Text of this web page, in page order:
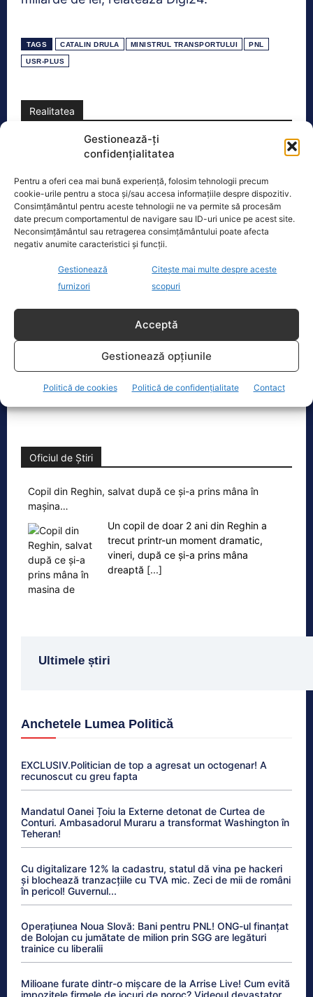
Gestionează-ți
confidențialitatea
Pentru a oferi cea mai bună experiență, folosim tehnologii precum
cookie-urile pentru a stoca și/sau accesa informațiile despre dispozitiv.
Consimțământul pentru aceste tehnologii ne va permite să procesăm
date precum comportamentul de navigare sau ID-uri unice pe acest site.
Neconsimțământul sau retragerea consimțământului poate afecta
negativ anumite caracteristici și funcții.
Gestionează
furnizori
Citește mai multe despre aceste
scopuri
Acceptă
Gestionează opțiunile
Politică de cookies Politică de confidențialitate Contact
TAGS CATALIN DRULA MINISTRUL TRANSPORTULUI PNL
USR-PLUS
Realitatea
Dronă doborâtă de un avion F‑16 în zona
Padina Buzău -…
O dronă a fost doborâtă vineri dimineață de un avion
F‑16 al Forțelor Aeriene Române, în zona Padina, în
județul[...]
Ecopolitic
Cristoiu susține că măsurile anunțate
de Ilie Bolojan privind reducerea
Oficiul de Știri
Copil din Reghin, salvat după ce și-a prins mâna în
mașina…
Un copil de doar 2 ani din Reghin a
trecut printr-un moment dramatic,
vineri, după ce și-a prins mâna
dreaptă [...]
Ultimele știri
Anchetele Lumea Politică
EXCLUSIV.Politician de top a agresat un octogenar! A
recunoscut cu greu fapta
Mandatul Oanei Țoiu la Externe detonat de Curtea de
Conturi. Ambasadorul Muraru a transformat Washington în
Teheran!
Cu digitalizare 12% la cadastru, statul dă vina pe hackeri
și blochează tranzacțiile cu TVA mic. Zeci de mii de români
în pericol! Guvernul...
Operațiunea Noua Slovă: Bani pentru PNL! ONG-ul finanțat
de Bolojan cu jumătate de milion prin SGG are legături
trainice cu liberalii
Milioane furate dintr-o mișcare de la Arrise Live! Cum evită
impozitele firmele de jocuri de noroc? Videoul devastator